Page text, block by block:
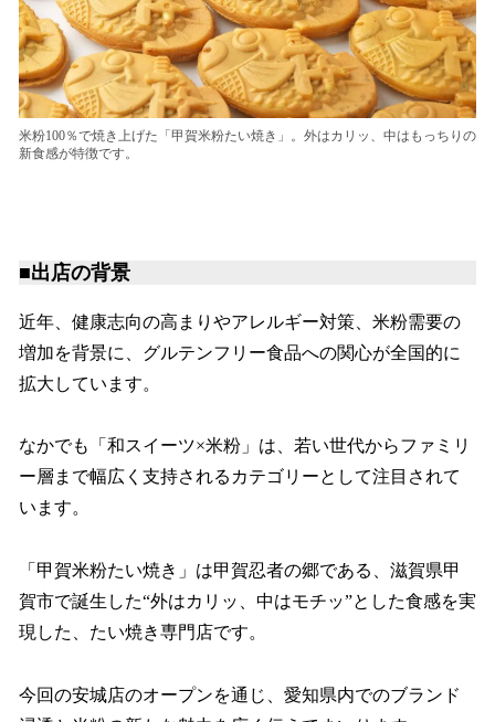
米粉100％で焼き上げた「甲賀米粉たい焼き」。外はカリッ、中はもっちりの
新食感が特徴です。
■出店の背景
近年、健康志向の高まりやアレルギー対策、米粉需要の
増加を背景に、グルテンフリー食品への関心が全国的に
拡大しています。
なかでも「和スイーツ×米粉」は、若い世代からファミリ
ー層まで幅広く支持されるカテゴリーとして注目されて
います。
「甲賀米粉たい焼き」は甲賀忍者の郷である、滋賀県甲
賀市で誕生した“外はカリッ、中はモチッ”とした食感を実
現した、たい焼き専門店です。
今回の安城店のオープンを通じ、愛知県内でのブランド